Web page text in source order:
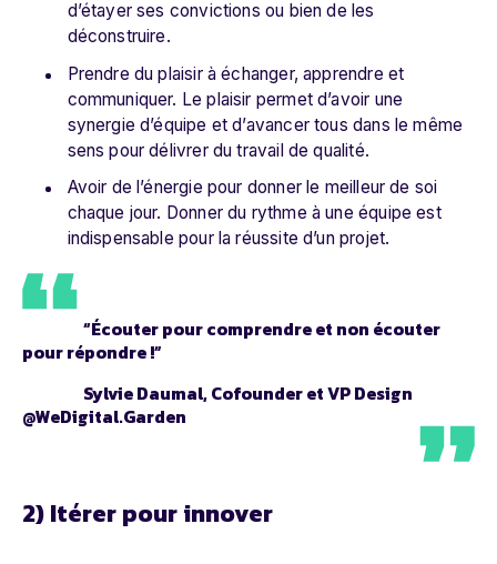
d’étayer ses convictions ou bien de les
déconstruire.
Prendre du plaisir à échanger, apprendre et
communiquer. Le plaisir permet d’avoir une
synergie d’équipe et d’avancer tous dans le même
sens pour délivrer du travail de qualité.
Avoir de l’énergie pour donner le meilleur de soi
chaque jour. Donner du rythme à une équipe est
indispensable pour la réussite d’un projet.
“Écouter pour comprendre et non écouter
pour répondre !”
Sylvie Daumal, Cofounder et VP Design
@WeDigital.Garden
2) Itérer pour innover